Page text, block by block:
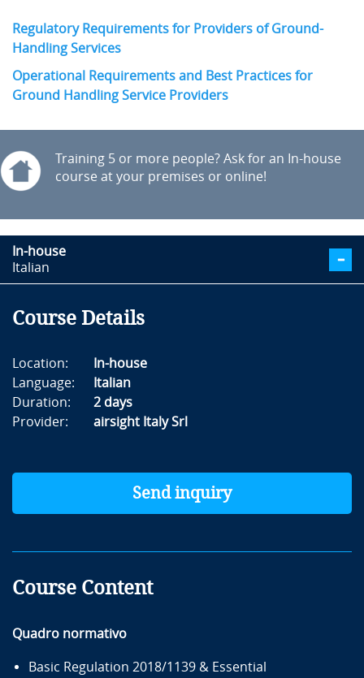
Regulatory Requirements for Providers of Ground-
Handling Services
Operational Requirements and Best Practices for
Ground Handling Service Providers
Training 5 or more people? Ask for an In-house
course at your premises or online!
In-house
Italian
Course Details
Location:
In-house
Language:
Italian
Duration:
2 days
Provider:
airsight Italy Srl
Send inquiry
Course Content
Quadro normativo
Basic Regulation 2018/1139 & Essential